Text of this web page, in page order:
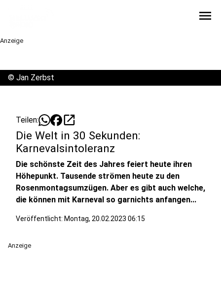
menu
Anzeige
© Jan Zerbst
Teilen: open_in_new
Die Welt in 30 Sekunden:
Karnevalsintoleranz
Die schönste Zeit des Jahres feiert heute ihren
Höhepunkt. Tausende strömen heute zu den
Rosenmontagsumzügen. Aber es gibt auch welche,
die können mit Karneval so garnichts anfangen...
Veröffentlicht: Montag, 20.02.2023 06:15
Anzeige